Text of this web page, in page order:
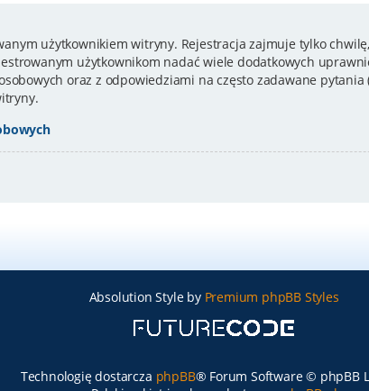
użytkownikiem witryny. Rejestracja zajmuje tylko
użytkownikom nadać wiele dodatkowych
oraz z odpowiedziami na często zadawane
Absolution Style by Premium phpBB Styles
Technologię dostarcza phpBB® Forum Software © phpBB